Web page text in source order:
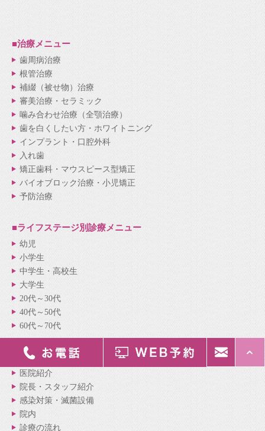
■治療メニュー
歯周病治療
根管治療
補綴（被せ物）治療
審美治療・セラミック
噛み合わせ治療（全顎治療）
歯を白くしたい方・ホワイトニング
インプラント・口腔外科
入れ歯
矯正歯科・マウスピース型矯正
バイオブロック治療・小児矯正
予防治療
■ライフステージ別診療メニュー
幼児
小学生
中学生・高校生
大学生
20代～30代
40代～50代
60代～70代
■医院紹介 メニュー
医院紹介
院長・スタッフ紹介
感染対策・滅菌設備
院内
診療の流れ